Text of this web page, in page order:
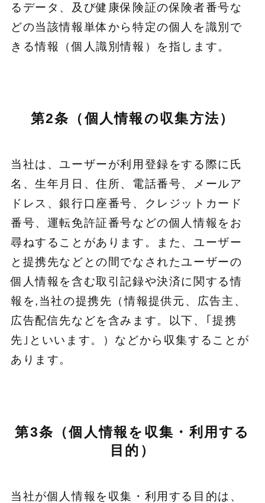
るデータ、及び健康保険証の保険者番号な
どの当該情報単体から特定の個人を識別で
きる情報（個人識別情報）を指します。
第2条（個人情報の収集方法）
当社は、ユーザーが利用登録をする際に氏
名、生年月日、住所、電話番号、メールア
ドレス、銀行口座番号、クレジットカード
番号、運転免許証番号などの個人情報をお
尋ねすることがあります。また、ユーザー
と提携先などとの間でなされたユーザーの
個人情報を含む取引記録や決済に関する情
報を,当社の提携先（情報提供元、広告主、
広告配信先などを含みます。以下、｢提携
先｣といいます。）などから収集することが
あります。
第3条（個人情報を収集・利用する
目的）
当社が個人情報を収集・利用する目的は、